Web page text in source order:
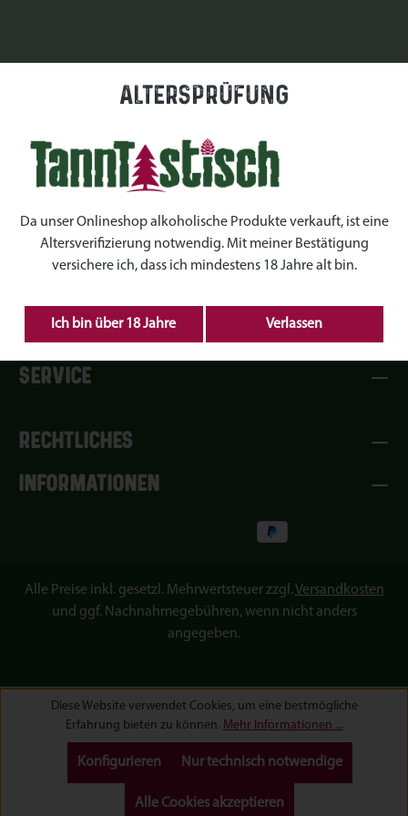
SERVICE
RECHTLICHES
INFORMATIONEN
Alle Preise inkl. gesetzl. Mehrwertsteuer zzgl. Versandkosten
und ggf. Nachnahmegebühren, wenn nicht anders
angegeben.
Diese Website verwendet Cookies, um eine bestmögliche
Erfahrung bieten zu können. Mehr Informationen ...
Nur technisch notwendige
Konfigurieren
Alle Cookies akzeptieren
Altersprüfung
Da unser Onlineshop alkoholische Produkte verkauft, ist eine
Altersverifizierung notwendig. Mit meiner Bestätigung
versichere ich, dass ich mindestens 18 Jahre alt bin.
Ich bin über 18 Jahre Verlassen